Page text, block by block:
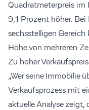
Quadratmeterpreis im
9,1 Prozent höher.
sechsstelligen Bereich
Höhe von mehreren
Zu hoher
„Wer seine Immobilie
Verkaufsprozess mit
aktuelle Analyse zeigt,